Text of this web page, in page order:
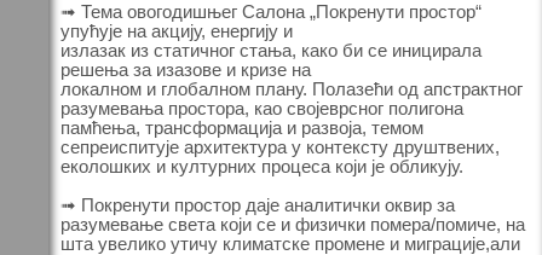
➟ Тема овогодишњег Салона „Покренути простор“
упућује на акцију, енергију и
излазак из статичног стања, како би се иницирала
решења за изазове и кризе на
локалном и глобалном плану. Полазећи од апстрактног
разумевања простора, као својеврсног полигона
памћења, трансформација и развоја, темом
сепреиспитује архитектура у контексту друштвених,
еколошких и културних процеса који је обликују.
➟ Покренути простор даје аналитички оквир за
разумевање света који се и физички помера/помиче, на
шта увелико утичу климатске промене и миграције,али